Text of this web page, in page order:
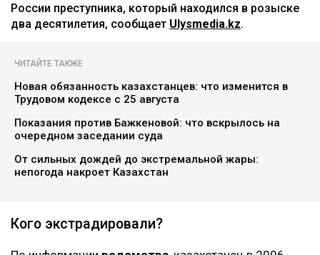
России преступника, который находился в розыске
два десятилетия, сообщает Ulysmedia.kz.
ЧИТАЙТЕ ТАКЖЕ
Новая обязанность казахстанцев: что изменится в
Трудовом кодексе с 25 августа
Показания против Бажкеновой: что вскрылось на
очередном заседании суда
От сильных дождей до экстремальной жары:
непогода накроет Казахстан
Кого экстрадировали?